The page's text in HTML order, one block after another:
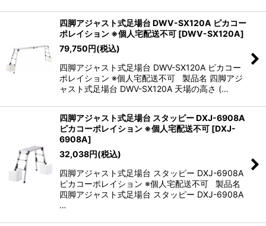
四脚アジャスト式足場台 DWV-SX120A ピカコー
ポレイション ※個人宅配送不可 [DWV-SX120A]
79,750円(税込)
四脚アジャスト式足場台 DWV-SX120A ピカコー
ポレイション ※個人宅配送不可 製品名 四脚アジ
ャスト式足場台 DWV-SX120A 天場の高さ (…
四脚アジャスト式足場台 スタッピー DXJ-6908A
ピカコーポレイション ※個人宅配送不可 [DXJ-
6908A]
32,038円(税込)
四脚アジャスト式足場台 スタッピー DXJ-6908A
ピカコーポレイション ※個人宅配送不可 製品名
四脚アジャスト式足場台 スタッピー DXJ-6908A
…